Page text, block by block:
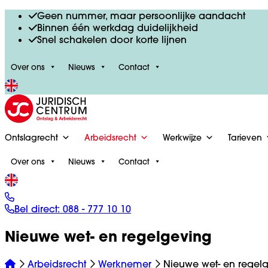
Geen nummer, maar persoonlijke aandacht
Binnen één werkdag duidelijkheid
Snel schakelen door korte lijnen
Over ons Nieuws Contact
Ontslagrecht Arbeidsrecht Werkwijze Tarieven
Over ons Nieuws Contact
Bel direct: 088 - 777 10 10
Nieuwe wet- en regelgeving
Arbeidsrecht Werknemer
Nieuwe wet- en